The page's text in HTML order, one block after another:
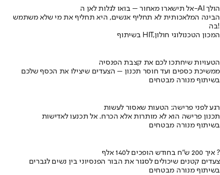
אל תישארו מאחור – בואו לגלות לאן ה-AI הולך
הבינה המלאכותית לא תחליף אנשים, היא תחליף את מי שלא משתמש
בה!
בשיתוף HIT,המכון הטכנולוגי חולון
הטעויות שיחתכו לכם את קצבת הפנסיה
ממשיכת כספים ועד חוסר תכנון – הצעדים שיצילו את הכסף שלכם
בשיתוף מנורה מבטחים
רגע לפני פרישה: הטעות שאסור לעשות
תכנון פרישה הוא לא מותרות אלא הכרח. אל תכנעו לאדישות
בשיתוף מנורה מבטחים
איך 200 ש"ח בחודש הופכים ל140 אלף ?
צעדים קטנים שיכולים לסגור את הבור הפנסיוני בין נשים לגברים
בשיתוף מנורה מבטחים